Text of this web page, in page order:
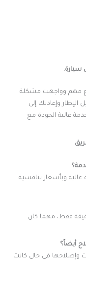
سيارة.
مهم وواجهت مشكلة
الإطار وإعادتك إلى
عالية الجودة مع
عالية وبأسعار تنافسية
على الوصول إليك خلال 20-30 دقيقة فقط، مهما كان
أيضاً؟
وإصلاحها في حال كانت